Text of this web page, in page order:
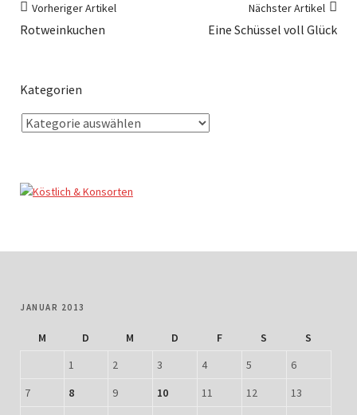
Vorheriger Artikel
Rotweinkuchen
Nächster Artikel
Eine Schüssel voll Glück
Kategorien
JANUAR 2013
M D M D F S
S
1
2 3 4 5
6
7
8 9 10 11 12
13